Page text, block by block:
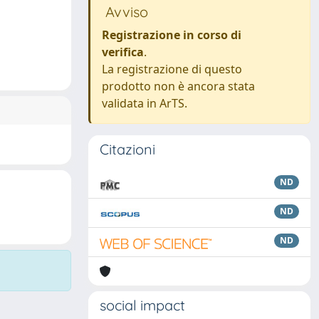
Avviso
Registrazione in corso di
verifica.
La registrazione di questo
prodotto non è ancora stata
validata in ArTS.
Citazioni
ND
ND
ND
social impact